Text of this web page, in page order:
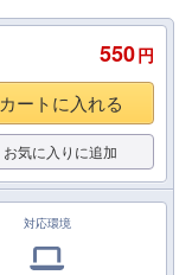
550円
カートに入れる
お気に入りに追加
対応環境